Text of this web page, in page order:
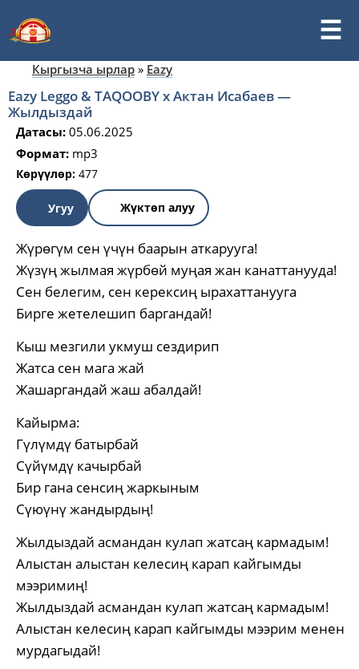
Кыргызча ырлар » Eazy
Eazy Leggo & TAQOOBY x Актан Исабаев —
Жылдыздай
Датасы: 05.06.2025
Формат: mp3
Көрүүлөр: 477
Угуу Жүктөп алуу
Жүрөгүм сен үчүн баарын аткарууга!
Жүзүң жылмая жүрбөй муңая жан канаттанууда!
Сен белегим, сен керексиң ырахаттанууга
Бирге жетелешип баргандай!
Кыш мезгили укмуш сездирип
Жатса сен мага жай
Жашаргандай жаш абалдай!
Кайырма:
Гүлүмдү батырбай
Сүйүмдү качырбай
Бир гана сенсиң жаркыным
Сүюүнү жандырдың!
Жылдыздай асмандан кулап жатсаң кармадым!
Алыстан алыстан келесиң карап кайгымды
мээримиң!
Жылдыздай асмандан кулап жатсаң кармадым!
Алыстан келесиң карап кайгымды мээрим менен
мурдагыдай!